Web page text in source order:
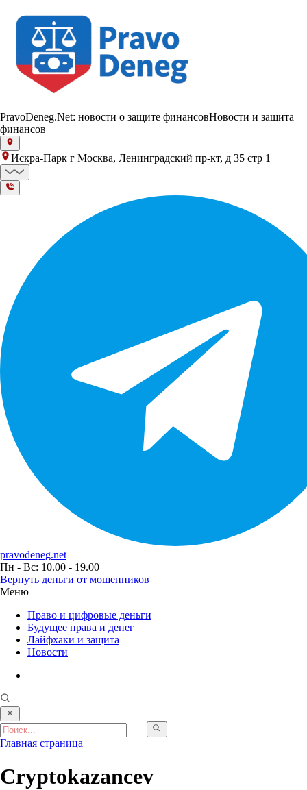
PravoDeneg.Net: новости о защите финансовНовости и защита
финансов
Искра-Парк г Москва, Ленинградский пр-кт, д 35 стр 1
pravodeneg.net
Пн - Вс: 10.00 - 19.00
Вернуть деньги от мошенников
Меню
Право и цифровые деньги
Будущее права и денег
Лайфхаки и защита
Новости
Главная страница
Cryptokazancev